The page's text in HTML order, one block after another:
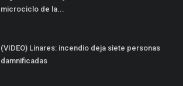
microciclo de la...
(VIDEO) Linares: incendio deja siete personas
damnificadas